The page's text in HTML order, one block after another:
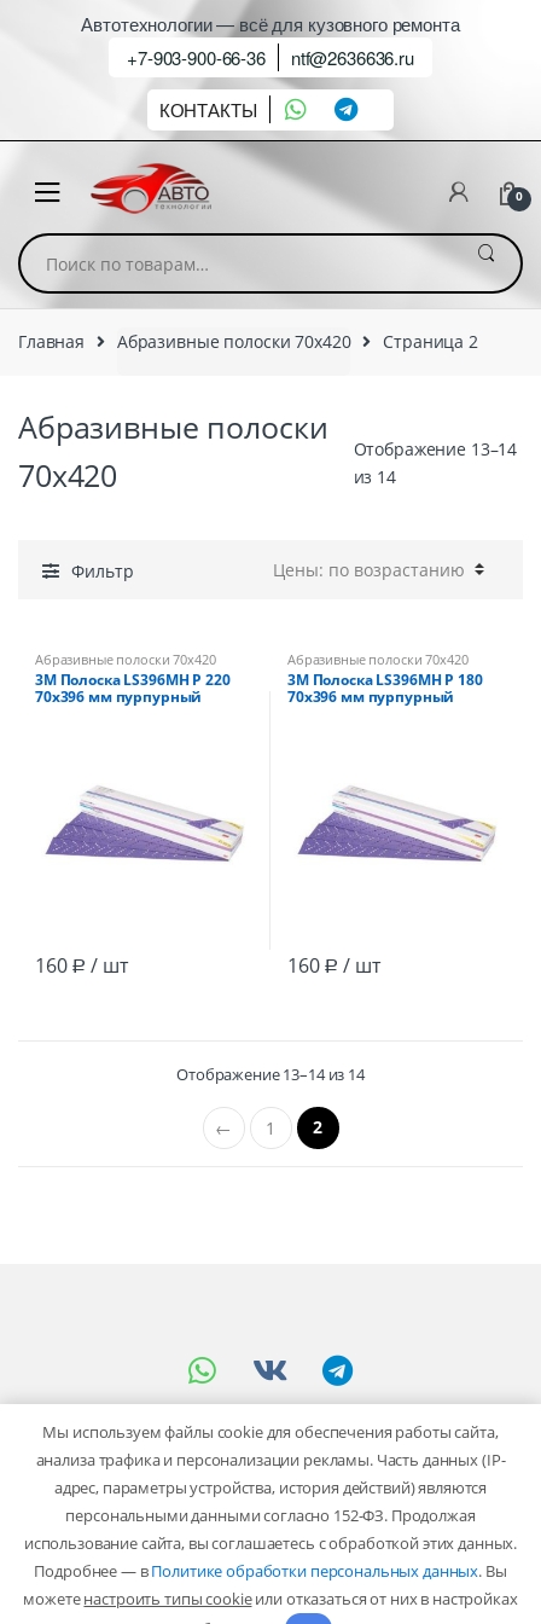
Автотехнологии — всё для кузовного ремонта
+7-903-900-66-36
ntf@2636636.ru
КОНТАКТЫ
0
Искать:
Главная Абразивные полоски 70х420 Страница 2
Абразивные полоски
70х420
Отображение 13–14
из 14
Фильтр
Абразивные полоски 70х420
3М Полоска LS396MH Р 220
70х396 мм пурпурный
160 Р / шт
Абразивные полоски 70х420
3М Полоска LS396MH Р 180
70х396 мм пурпурный
160 Р / шт
Отображение 13–14 из 14
← 1 2
Остались вопросы? мы
работаем с 9:00 до 18:00!
+7-903-900-66-36
Мы используем файлы cookie для обеспечения работы сайта,
анализа трафика и персонализации рекламы. Часть данных (IP-
адрес, параметры устройства, история действий) являются
персональными данными согласно 152-ФЗ. Продолжая
использование сайта, вы соглашаетесь с обработкой этих данных.
Подробнее — вПолитике обработки персональных данных. Вы
можетенастроить типы cookieили отказаться от них в настройках